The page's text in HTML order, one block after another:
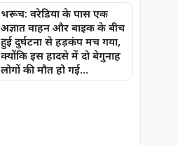
भरूच: वरेडिया के पास एक
अज्ञात वाहन और बाइक के बीच
हुई दुर्घटना से हड़कंप मच गया,
क्योंकि इस हादसे में दो बेगुनाह
लोगों की मौत हो गई…